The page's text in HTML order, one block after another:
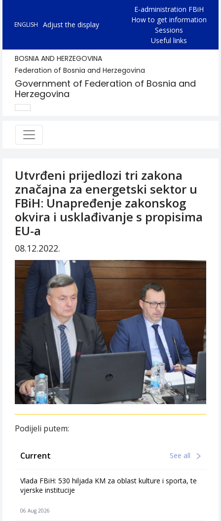
ENGLISH Adjust the display
E-administration FBiH
How to get information
Sessions
Useful links
BOSNIA AND HERZEGOVINA
Federation of Bosnia and Herzegovina
Government of Federation of Bosnia and
Herzegovina
Utvrđeni prijedlozi tri zakona
značajna za energetski sektor u
FBiH: Unapređenje zakonskog
okvira i usklađivanje s propisima
EU-a
08.12.2022.
Podijeli putem:
Current See all
Vlada FBiH: 530 hiljada KM za oblast kulture i sporta, te
vjerske institucije
06 Aug 2026